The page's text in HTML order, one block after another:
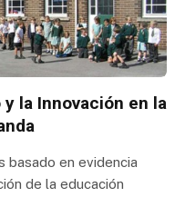
la Innovación en la
basado en evidencia
de la educación